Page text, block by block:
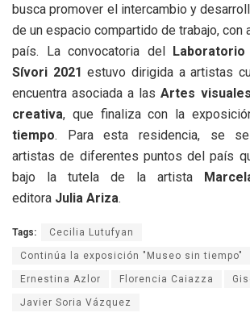
busca promover el intercambio y
de un espacio compartido de trabajo,
país. La convocatoria del
Sívori 2021 estuvo dirigida a artistas
encuentra asociada a lasArtes visuales
creativa, que finaliza con la
tiempo. Para esta residencia, se
artistas de diferentes puntos del país
bajo la tutela de la artista
editora Julia Ariza.
Tags: Cecilia Lutufyan
Continúa la exposición "Museo sin tiempo"
Ernestina Azlor Florencia Caiazza
Javier Soria Vázquez